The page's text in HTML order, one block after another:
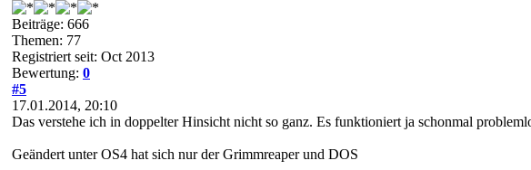
Beiträge: 666
Themen: 77
Registriert seit: Oct 2013
Bewertung: 0
#5
17.01.2014, 20:10
Das verstehe ich in doppelter Hinsicht nicht so ganz. Es funktioniert ja schonmal
Geändert unter OS4 hat sich nur der Grimmreaper und DOS